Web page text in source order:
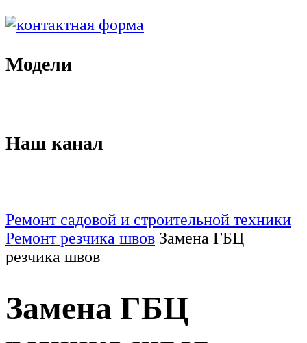
Модели
Наш канал
Ремонт садовой и строительной техники
Ремонт резчика швов Замена ГБЦ
резчика швов
Замена ГБЦ